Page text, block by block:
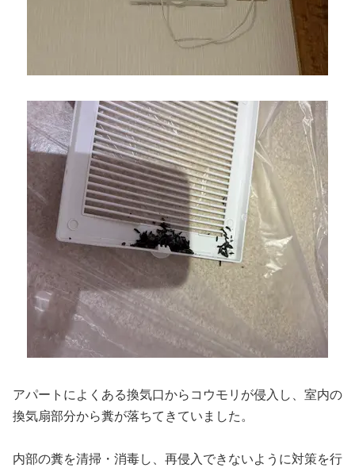
アパートによくある換気口からコウモリが侵入し、室内の
換気扇部分から糞が落ちてきていました。
内部の糞を清掃・消毒し、再侵入できないように対策を行